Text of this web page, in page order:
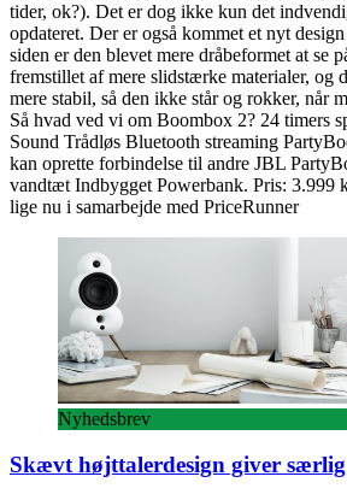
tider, ok?). Det er dog ikke kun det
opdateret. Der er også kommet et nyt
siden er den blevet mere dråbeformet at se
fremstillet af mere slidstærke materialer, og
mere stabil, så den ikke står og rokker, når
Så hvad ved vi om Boombox 2? 24 timers
Sound Trådløs Bluetooth streaming
kan oprette forbindelse til andre JBL
vandtæt Indbygget Powerbank. Pris: 3.999
lige nu i samarbejde med PriceRunner
Nyhedsbrev
Skævt højttalerdesign giver